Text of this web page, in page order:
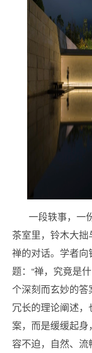
一段轶事，一
茶室里，铃木大
禅的对话。学者
题：“禅，究竟是
个深刻而玄妙的
冗长的理论阐述
案，而是缓缓起
容不迫，自然、